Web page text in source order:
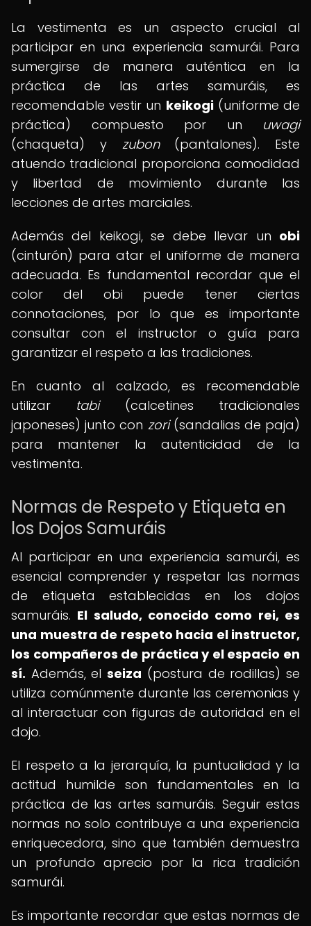
La vestimenta es un aspecto crucial al
participar en una experiencia samurái. Para
sumergirse de manera auténtica en la
práctica de las artes samuráis, es
recomendable vestir un keikogi(uniforme de
práctica) compuesto por un uwagi
(chaqueta) y zubon(pantalones). Este
atuendo tradicional proporciona comodidad
y libertad de movimiento durante las
lecciones de artes marciales.
Además del keikogi, se debe llevar un obi
(cinturón) para atar el uniforme de manera
adecuada. Es fundamental recordar que el
color del obi puede tener ciertas
connotaciones, por lo que es importante
consultar con el instructor o guía para
garantizar el respeto a las tradiciones.
En cuanto al calzado, es recomendable
utilizar tabi(calcetines tradicionales
japoneses) junto con zori(sandalias de paja)
para mantener la autenticidad de la
vestimenta.
Normas de Respeto y Etiqueta en
los Dojos Samuráis
Al participar en una experiencia samurái, es
esencial comprender y respetar las normas
de etiqueta establecidas en los dojos
samuráis. El saludo, conocido como rei, es
una muestra de respeto hacia el instructor,
los compañeros de práctica y el espacio en
sí. Además, elseiza (postura de rodillas) se
utiliza comúnmente durante las ceremonias y
al interactuar con figuras de autoridad en el
dojo.
El respeto a la jerarquía, la puntualidad y la
actitud humilde son fundamentales en la
práctica de las artes samuráis. Seguir estas
normas no solo contribuye a una experiencia
enriquecedora, sino que también demuestra
un profundo aprecio por la rica tradición
samurái.
Es importante recordar que estas normas de